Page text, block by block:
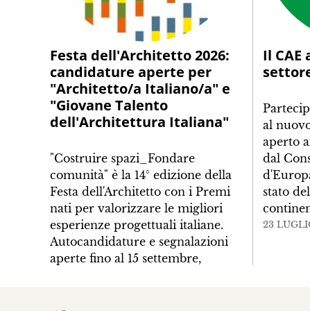
Festa dell'Architetto 2026:
candidature aperte per
"Architetto/a Italiano/a" e
"Giovane Talento
dell'Architettura Italiana"
"Costruire spazi_Fondare
comunità" è la 14° edizione della
Festa dell'Architetto con i Premi
nati per valorizzare le migliori
esperienze progettuali italiane.
Autocandidature e segnalazioni
aperte fino al 15 settembre,
24 LUGLIO 2026
Il CAE
al
aperto
dal
stato
23